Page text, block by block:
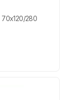
70х120/280